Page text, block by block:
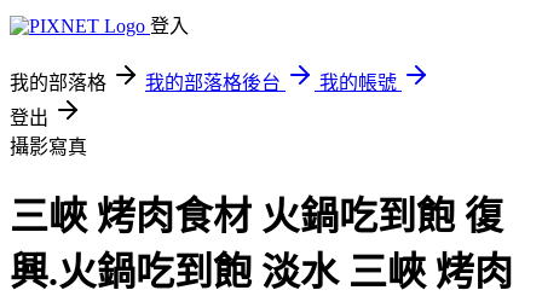
登入
我的部落格 我的部落格後台
我的帳號
登出
攝影寫真
三峽 烤肉食材 火鍋吃到飽 復
興.火鍋吃到飽 淡水 三峽 烤肉